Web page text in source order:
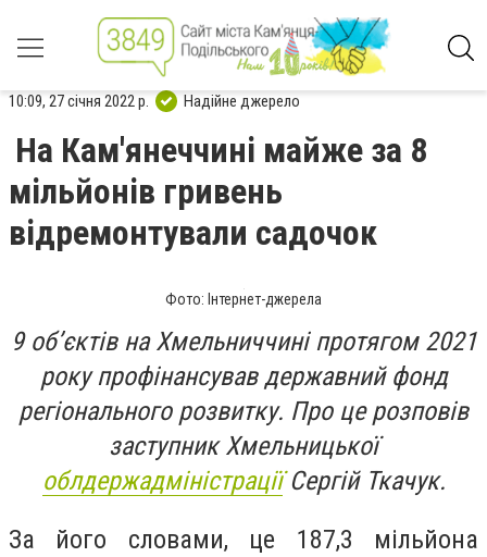
10:09, 27 січня 2022 р. Надійне джерело
На Кам'янеччині майже за 8
мільйонів гривень
відремонтували садочок
Фото: Інтернет-джерела
9 об’єктів на Хмельниччині протягом 2021
року профінансував державний фонд
регіонального розвитку. Про це розповів
заступник Хмельницької
облдержадміністраціїСергій Ткачук.
За його словами, це 187,3 мільйона